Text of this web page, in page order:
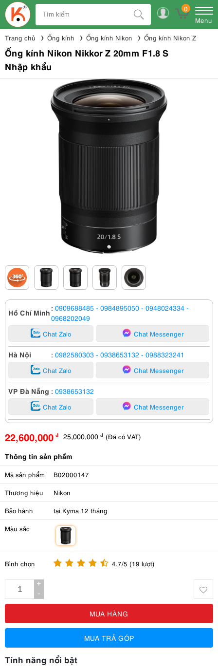
0
Menu
Trang chủ Ống kính Ống kính Nikon Ống kính Nikon Z
Ống kính Nikon Nikkor Z 20mm F1.8 S
Nhập khẩu
Hồ Chí Minh : 0909688485 - 0984895050 - 0948024334 -
0968202049
Chat Zalo Chat Messenger
Hà Nội : 0982580303 - 0938653132 - 0988323241
Chat Zalo Chat Messenger
VP Đà Nẵng : 0938653132
Chat Zalo Chat Messenger
22,600,000 đ 25,000,000 đ (Đã có VAT)
Thông tin sản phẩm
Mã sản phẩm B02000147
Thương hiệu Nikon
Bảo hành tại Kyma 12 tháng
Màu sắc
Bình chọn 4.7/5 (19 lượt)
+
-
MUA HÀNG
MUA TRẢ GÓP
Tính năng nổi bật